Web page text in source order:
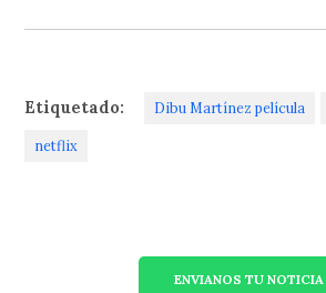
Etiquetado: Dibu Martínez película
netflix
ENVIANOS TU NOTICIA